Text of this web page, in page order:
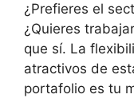
¿Prefieres el
¿Quieres
que sí. La
atractivos de
portafolio es tu